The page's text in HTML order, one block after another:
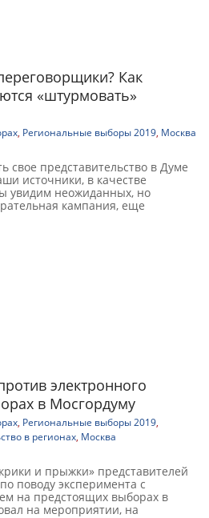
Как
«штурмовать»
, Региональные выборы 2019, Москва
свое представительство в Думе
источники, в качестве
увидим неожиданных, но
кампания, еще
электронного
в Мосгордуму
, Региональные выборы 2019,
в регионах, Москва
и прыжки» представителей
поводу эксперимента с
на предстоящих выборах в
на мероприятии, на